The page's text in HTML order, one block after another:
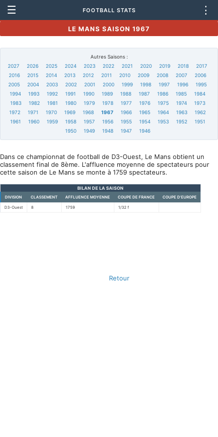
☰ FOOTBALL STATS ⋮
LE MANS SAISON 1967
Autres Saisons :
2027
2026 2025 2024 2023 2022 2021 2020 2019 2018
2017
2016
2015 2014 2013 2012 2011 2010 2009 2008 2007
2006
2005
2004 2003 2002 2001 2000 1999 1998 1997 1996
1995
1994
1993 1992 1991 1990 1989 1988 1987 1986 1985
1984
1983
1982 1981 1980 1979 1978 1977 1976 1975 1974
1973
1972
1971 1970 1969 1968 1967 1966 1965 1964 1963
1962
1961
1960 1959 1958 1957 1956 1955 1954 1953 1952
1951
1950
1949 1948 1947 1946
Dans ce championnat de football de D3-Ouest, Le Mans obtient un
classement final de 8ème. L'affluence moyenne de spectateurs pour
cette saison de Le Mans se monte à 1759 spectateurs.
BILAN DE LA SAISON
DIVISION CLASSEMENT AFFLUENCE MOYENNE COUPE DE FRANCE COUPE D'EUROPE
D3-Ouest 8 1759 1/32 f
Retour